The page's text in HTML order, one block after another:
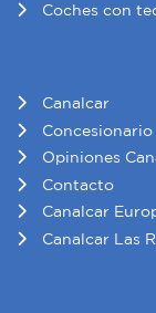
Coches con
Canalcar
Opiniones
Contacto
Canalcar
Canalcar Las